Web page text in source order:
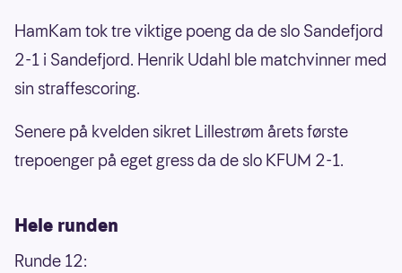
HamKam tok tre viktige poeng da de slo Sandefjord
2-1 i Sandefjord. Henrik Udahl ble matchvinner med
sin straffescoring.
Senere på kvelden sikret Lillestrøm årets første
trepoenger på eget gress da de slo KFUM 2-1.
Hele runden
Runde 12: